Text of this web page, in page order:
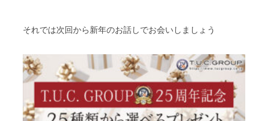
それでは次回から新年のお話しでお会いしましょう